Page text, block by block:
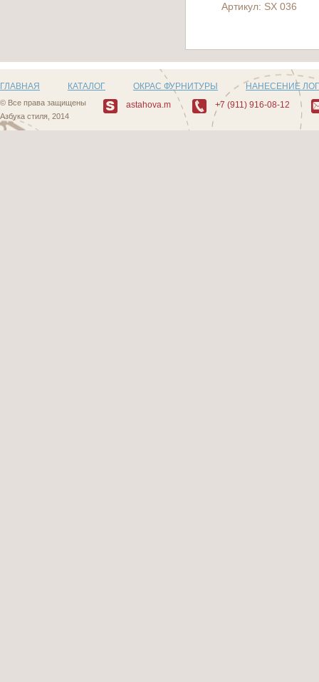
Артикул: SX 036
ГЛАВНАЯ КАТАЛОГ ОКРАС ФУРНИТУРЫ НАНЕСЕНИЕ
© Все права защищены
Азбука стиля, 2014
astahova.m +7 (911) 916-08-12